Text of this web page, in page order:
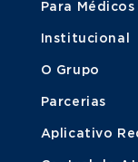
Para Médicos
Institucional
O Grupo
Parcerias
Aplicativo